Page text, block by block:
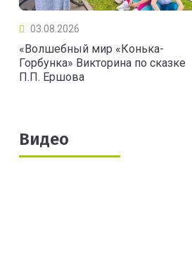
03.08.2026
«Волшебный мир «Конька-
Горбунка» Викторина по сказке
П.П. Ершова
Видео